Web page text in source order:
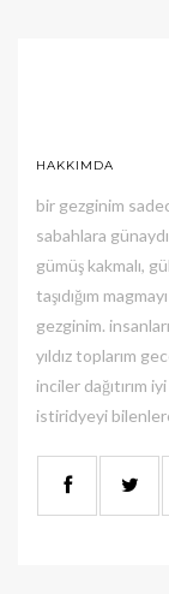
HAKKIMDA
bir gezginim
sabahlara
gümüş kakmalı,
taşıdığım
gezginim.
yıldız toplarım
inciler dağıtırım
istiridyeyi